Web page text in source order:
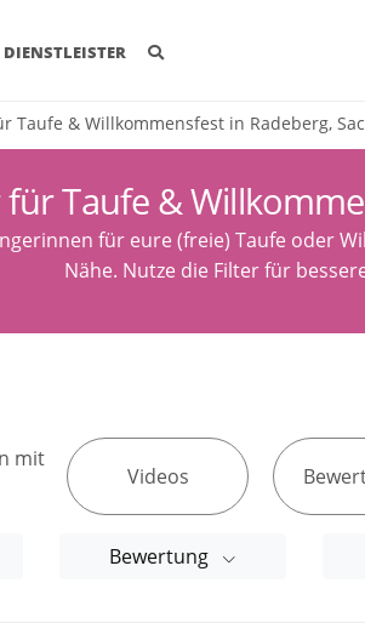
DIENSTLEISTER
Taufe & Willkommensfest in Radeberg,
für Taufe &
für eure (freie) Taufe oder
Nähe. Nutze die Filter für
mit
Videos
Bewertung